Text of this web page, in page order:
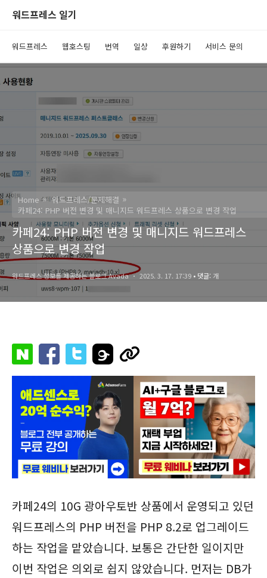
워드프레스 일기
워드프레스 웹호스팅 번역 일상 후원하기 서비스 문의
Home
워드프레스/문제해결
카페24: PHP 버전 변경 및 매니지드 워드프레스 상품으로 변경 작업
카페24: PHP 버전 변경 및 매니지드 워드프레스
상품으로 변경 작업
워드프레스 정보를 제공하는 블로그 Avada 2025. 3. 17. 17:39 • 댓글: 개
카페24의 10G 광아우토반 상품에서 운영되고 있던
워드프레스의 PHP 버전을 PHP 8.2로 업그레이드
하는 작업을 맡았습니다. 보통은 간단한 일이지만
이번 작업은 의외로 쉽지 않았습니다. 먼저는 DB가